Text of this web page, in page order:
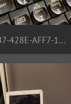
E7B017ED-63B7-428E-AFF7-171540FCF75A